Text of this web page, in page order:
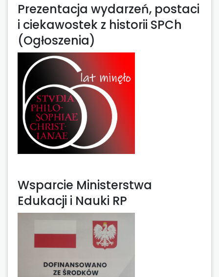
Prezentacja wydarzeń, postaci
i ciekawostek z historii SPCh
(Ogłoszenia)
Wsparcie Ministerstwa
Edukacji i Nauki RP